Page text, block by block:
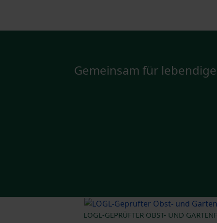
Gemeinsam für
LOGL-GEPRÜFTER OBST- UND